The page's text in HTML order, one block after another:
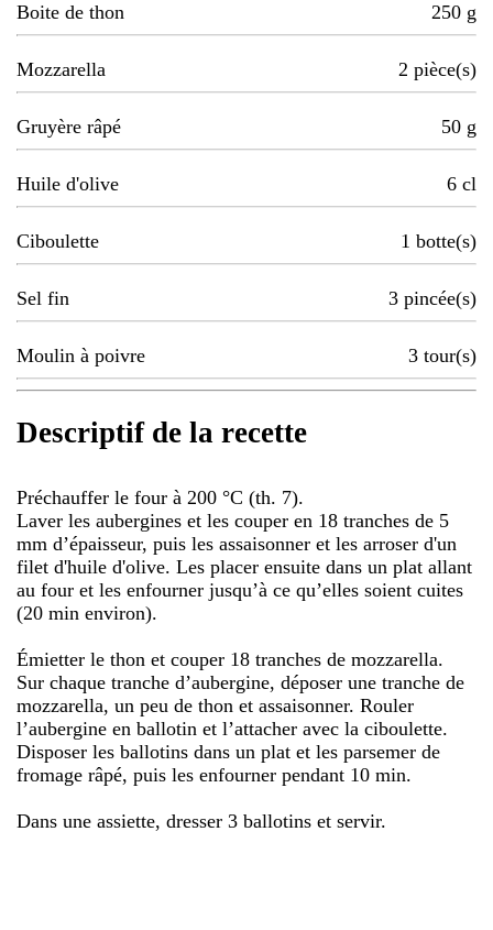
Boite de thon 250 g
Mozzarella 2 pièce(s)
Gruyère râpé 50 g
Huile d'olive 6 cl
Ciboulette 1 botte(s)
Sel fin 3 pincée(s)
Moulin à poivre 3 tour(s)
Descriptif de la recette
Préchauffer le four à 200 °C (th. 7).
Laver les aubergines et les couper en 18 tranches de 5
mm d’épaisseur, puis les assaisonner et les arroser d'un
filet d'huile d'olive. Les placer ensuite dans un plat allant
au four et les enfourner jusqu’à ce qu’elles soient cuites
(20 min environ).
Émietter le thon et couper 18 tranches de mozzarella.
Sur chaque tranche d’aubergine, déposer une tranche de
mozzarella, un peu de thon et assaisonner. Rouler
l’aubergine en ballotin et l’attacher avec la ciboulette.
Disposer les ballotins dans un plat et les parsemer de
fromage râpé, puis les enfourner pendant 10 min.
Dans une assiette, dresser 3 ballotins et servir.